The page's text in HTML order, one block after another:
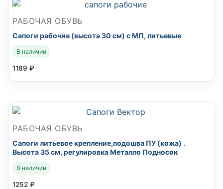
РАБОЧАЯ ОБУВЬ
Сапоги рабочие (высота 30 см) с МП, литьевые
В наличии
1189 ₽
РАБОЧАЯ ОБУВЬ
Сапоги литьевое крепление,подошва ПУ (кожа) .
Высота 35 см, регулировка Металло Подносок
В наличии
1252 ₽